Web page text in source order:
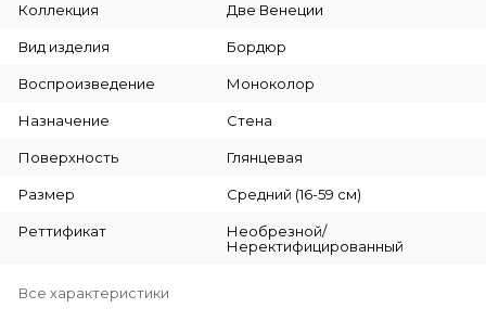
Коллекция Две Венеции
Вид изделия Бордюр
Воспроизведение Моноколор
Назначение Стена
Поверхность Глянцевая
Размер Средний (16-59 см)
Реттификат
Необрезной/
Неректифицированный
Все характеристики